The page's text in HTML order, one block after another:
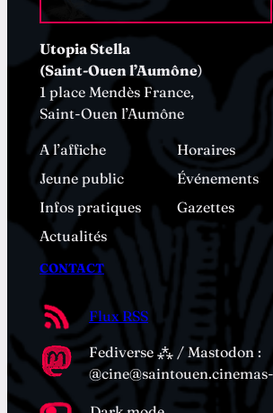
Utopia Stella
(Saint-Ouen l’Aumône)
1 place Mendès France,
Saint-Ouen l’Aumône
A l’affiche
Horaires
Jeune public
Événements
Infos pratiques
Gazettes
Actualités
CONTACT
Flux RSS
Fediverse ⁂ / Mastodon :